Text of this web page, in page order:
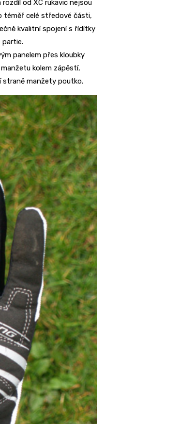
od XC rukavic nejsou
téměř celé středové části,
kvalitní spojení s řídítky
partie.
panelem přes kloubky
kolem zápěstí,
straně manžety poutko.